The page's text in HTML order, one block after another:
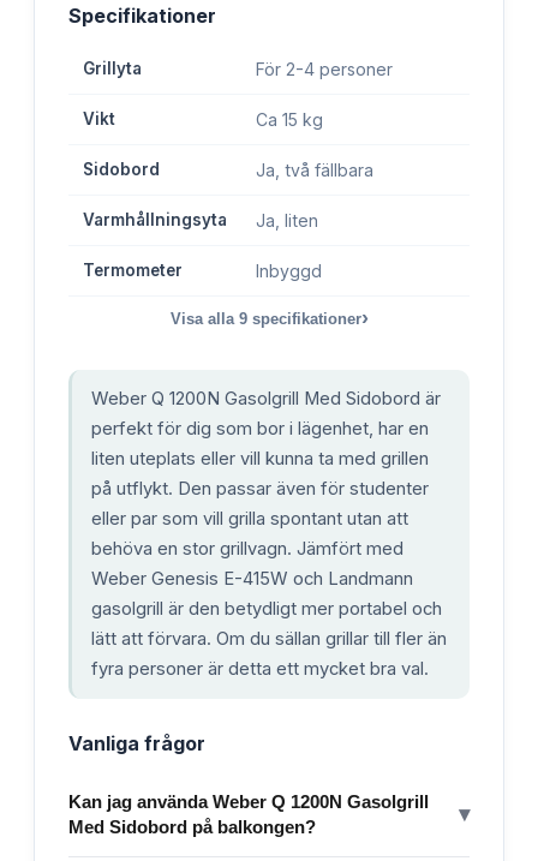
Specifikationer
Grillyta För 2-4 personer
Vikt Ca 15 kg
Sidobord Ja, två fällbara
Varmhållningsyta Ja, liten
Termometer Inbyggd
Visa alla 9specifikationer›
Weber Q 1200N Gasolgrill Med Sidobord är
perfekt för dig som bor i lägenhet, har en
liten uteplats eller vill kunna ta med grillen
på utflykt. Den passar även för studenter
eller par som vill grilla spontant utan att
behöva en stor grillvagn. Jämfört med
Weber Genesis E-415W och Landmann
gasolgrill är den betydligt mer portabel och
lätt att förvara. Om du sällan grillar till fler än
fyra personer är detta ett mycket bra val.
Vanliga frågor
Kan jag använda Weber Q 1200N Gasolgrill
Med Sidobord på balkongen?
▾